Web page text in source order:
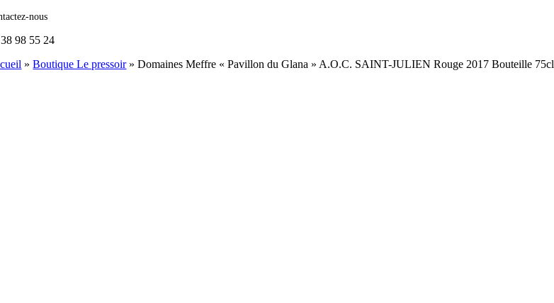
nous
98 55 24
»Boutique Le pressoir»Domaines Meffre « Pavillon du Glana » A.O.C. SAINT-JULIEN Rouge 2017 Bouteille 75cl